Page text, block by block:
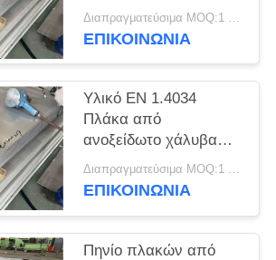
EN
Διαπραγματεύσιμα MOQ:1 τόνος
ΕΠΙΚΟΙΝΩΝΊΑ
Υλικό EN 1.4034
Πλάκα από
ανοξείδωτο χάλυβα
DIN X46Cr13
Διαπραγματεύσιμα MOQ:1 τόνος
ΕΠΙΚΟΙΝΩΝΊΑ
Πηνίο πλακών από